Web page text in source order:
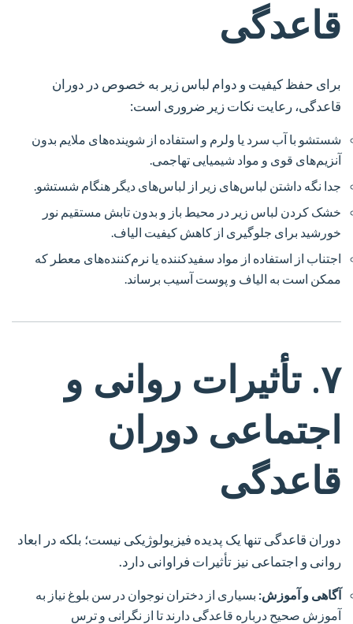
قاعدگی
برای حفظ کیفیت و دوام لباس زیر به خصوص در دوران
قاعدگی، رعایت نکات زیر ضروری است:
شستشو با آب سرد یا ولرم و استفاده از شوینده‌های ملایم بدون
آنزیم‌های قوی و مواد شیمیایی تهاجمی.
جدا نگه داشتن لباس‌های زیر از لباس‌های دیگر هنگام شستشو.
خشک کردن لباس زیر در محیط باز و بدون تابش مستقیم نور
خورشید برای جلوگیری از کاهش کیفیت الیاف.
اجتناب از استفاده از مواد سفیدکننده یا نرم‌کننده‌های معطر که
ممکن است به الیاف و پوست آسیب برساند.
۷. تأثیرات روانی و
اجتماعی دوران
قاعدگی
دوران قاعدگی تنها یک پدیده فیزیولوژیکی نیست؛ بلکه در ابعاد
روانی و اجتماعی نیز تأثیرات فراوانی دارد.
آگاهی و آموزش: بسیاری از دختران نوجوان در سن بلوغ نیاز به
آموزش صحیح درباره قاعدگی دارند تا از نگرانی و ترس